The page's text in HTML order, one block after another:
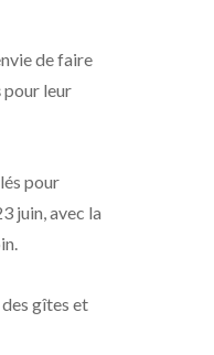
de faire
pour leur
pour
juin, avec la
gîtes et